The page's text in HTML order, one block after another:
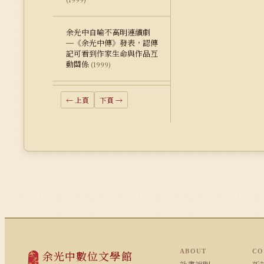
余光中自喻不高明連續劇
─《余光中傳》發表，認傳
記可看到作家生命與作品互
動關係 (1999)
← 上頁 下頁 →
余光中數位文學館 ABOUT